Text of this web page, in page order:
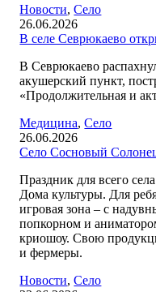
Новости,Село
26.06.2026
В селе Севрюкаево
В Севрюкаево
акушерский пункт,
«Продолжительная и
Медицина,Село
26.06.2026
Село Сосновый
Праздник для всего
Дома культуры. Для
игровая зона – с
попкорном и
криошоу. Свою
и фермеры.
Новости,Село